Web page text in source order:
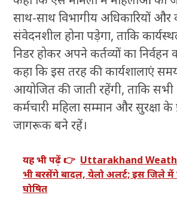
साथ-साथ विभागीय अधिकारियों और
संवेदनशील होना पड़ेगा, ताकि
निडर होकर अपने कर्तव्यों का
कहा कि इस तरह की कार्यशालाएं
आयोजित की जाती रहेंगी, ताकि
कर्मचारी महिला सम्मान और सुरक्षा
जागरूक बने रहें।
यह भी पढ़ें 👉 Uttarakhand
भी बरसेंगे बादल, येलो अलर्ट; इस जिले
घोषित